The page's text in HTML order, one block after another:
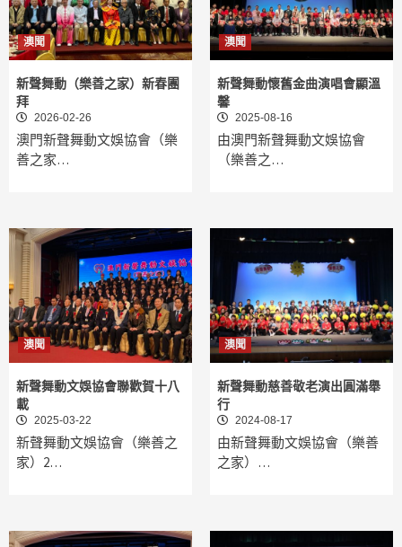
澳聞
新聲舞動（樂善之家）新春團
拜
2026-02-26
澳門新聲舞動文娛協會（樂
善之家…
澳聞
新聲舞動懷舊金曲演唱會顯溫
馨
2025-08-16
由澳門新聲舞動文娛協會
（樂善之…
澳聞
新聲舞動文娛協會聯歡賀十八
載
2025-03-22
新聲舞動文娛協會（樂善之
家）2…
澳聞
新聲舞動慈善敬老演出圓滿舉
行
2024-08-17
由新聲舞動文娛協會（樂善
之家）…